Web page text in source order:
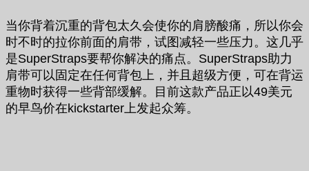
当你背着沉重的背包太久会使你的肩膀酸痛，所以你会
时不时的拉你前面的肩带，试图减轻一些压力。这几乎
是SuperStraps要帮你解决的痛点。SuperStraps助力
肩带可以固定在任何背包上，并且超级方便，可在背运
重物时获得一些背部缓解。目前这款产品正以49美元
的早鸟价在kickstarter上发起众筹。